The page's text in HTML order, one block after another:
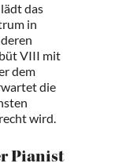
das
in
VIII mit
dem
die
wird.
Pianist